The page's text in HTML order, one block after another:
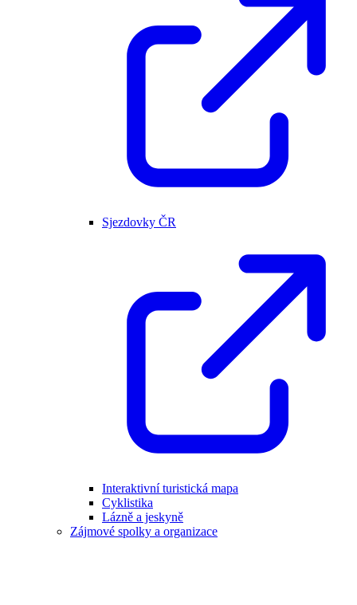
Sjezdovky ČR
Interaktivní turistická mapa
Cyklistika
Lázně a jeskyně
Zájmové spolky a organizace